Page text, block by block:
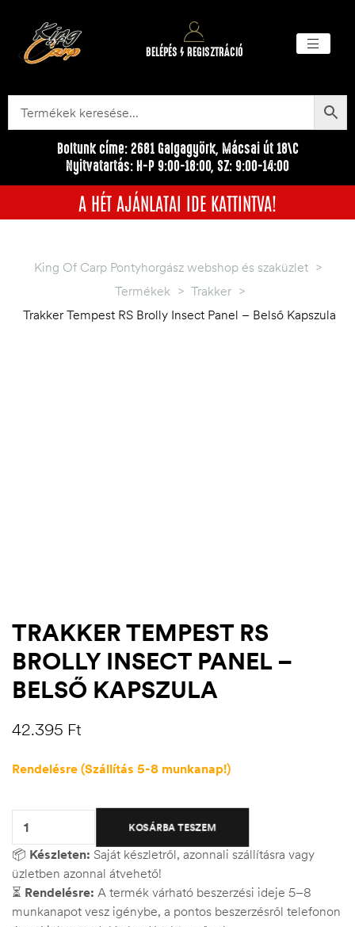
BELÉPÉS / REGISZTRÁCIÓ
Boltunk címe: 2681 Galgagyörk, Mácsai út 18\C
Nyitvatartás: H-P 9:00-18:00, SZ: 9:00-14:00
A HÉT AJÁNLATAI IDE KATTINTVA!
King Of Carp Pontyhorgász webshop és szaküzlet >
Termékek > Trakker >
Trakker Tempest RS Brolly Insect Panel – Belső Kapszula
TRAKKER TEMPEST RS
BROLLY INSECT PANEL –
BELSŐ KAPSZULA
42.395 Ft
Rendelésre (Szállítás 5-8 munkanap!)
KOSÁRBA TESZEM
📦 Készleten: Saját készletről, azonnali szállításra vagy
üzletben azonnal átvehető!
⏳ Rendelésre: A termék várható beszerzési ideje 5–8
munkanapot vesz igénybe, a pontos beszerzésről telefonon